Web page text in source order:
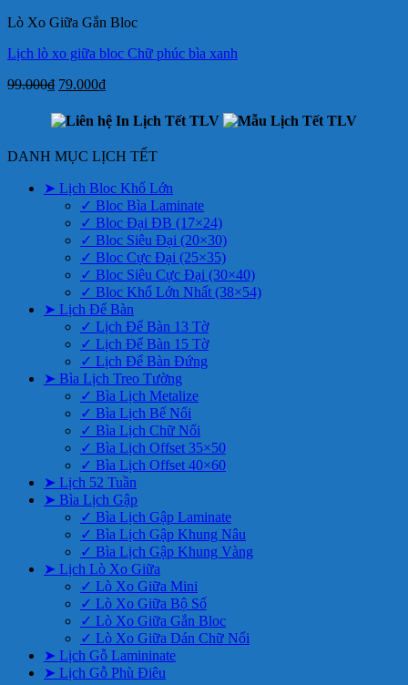
79.000₫.
Lò Xo Giữa Gắn Bloc
Lịch lò xo giữa bloc Chữ phúc bìa xanh
99.000₫ Giá
là:
99.000₫.
79.000₫Giá
tại
là:
79.000₫.
DANH MỤC LỊCH TẾT
➤ Lịch Bloc Khổ Lớn
✓ Bloc Bìa Laminate
✓ Bloc Đại ĐB (17×24)
✓ Bloc Siêu Đại (20×30)
✓ Bloc Cực Đại (25×35)
✓ Bloc Siêu Cực Đại (30×40)
✓ Bloc Khổ Lớn Nhất (38×54)
➤ Lịch Để Bàn
✓ Lịch Để Bàn 13 Tờ
✓ Lịch Để Bàn 15 Tờ
✓ Lịch Để Bàn Đứng
➤ Bìa Lịch Treo Tường
✓ Bìa Lịch Metalize
✓ Bìa Lịch Bế Nổi
✓ Bìa Lịch Chữ Nổi
✓ Bìa Lịch Offset 35×50
✓ Bìa Lịch Offset 40×60
➤ Lịch 52 Tuần
➤ Bìa Lịch Gập
✓ Bìa Lịch Gập Laminate
✓ Bìa Lịch Gập Khung Nâu
✓ Bìa Lịch Gập Khung Vàng
➤ Lịch Lò Xo Giữa
✓ Lò Xo Giữa Mini
✓ Lò Xo Giữa Bộ Số
✓ Lò Xo Giữa Gắn Bloc
✓ Lò Xo Giữa Dán Chữ Nổi
➤ Lịch Gỗ Lamininate
➤ Lịch Gỗ Phù Điêu